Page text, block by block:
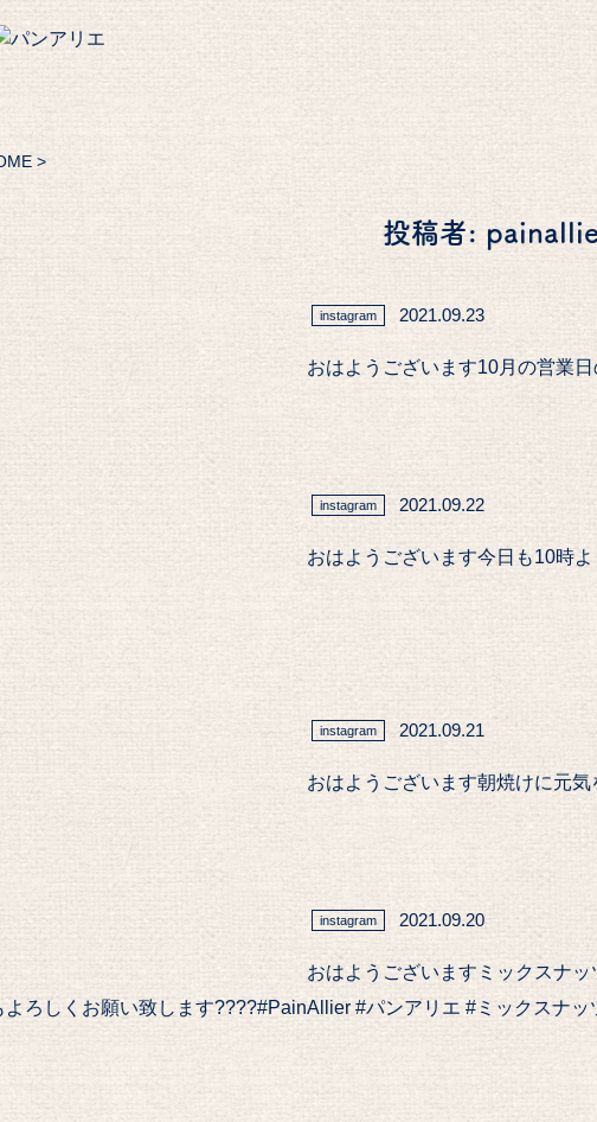
>
投稿者:
instagram 2021.09.23
おはようございます10月の営業
instagram 2021.09.22
おはようございます今日も10時
instagram 2021.09.21
おはようございます朝焼けに元
instagram 2021.09.20
おはようございますミックスナ
ろしくお願い致します????#PainAllier #パンアリエ #ミックスナ